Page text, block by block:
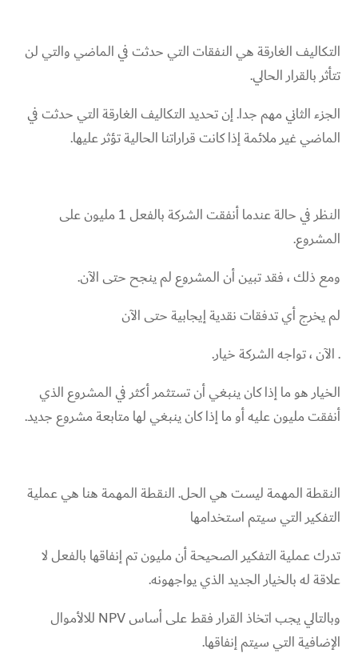
التكاليف الغارقة هي النفقات التي حدثت في الماضي والتي لن
تتأثر بالقرار الحالي.
الجزء الثاني مهم جدا. إن تحديد التكاليف الغارقة التي حدثت في
الماضي غير ملائمة إذا كانت قراراتنا الحالية تؤثر عليها.
النظر في حالة عندما أنفقت الشركة بالفعل 1 مليون على
المشروع.
ومع ذلك ، فقد تبين أن المشروع لم ينجح حتى الآن.
لم يخرج أي تدفقات نقدية إيجابية حتى الآن
. الآن ، تواجه الشركة خيار.
الخيار هو ما إذا كان ينبغي أن تستثمر أكثر في المشروع الذي
أنفقت مليون عليه أو ما إذا كان ينبغي لها متابعة مشروع جديد.
النقطة المهمة ليست هي الحل. النقطة المهمة هنا هي عملية
التفكير التي سيتم استخدامها
تدرك عملية التفكير الصحيحة أن مليون تم إنفاقها بالفعل لا
علاقة له بالخيار الجديد الذي يواجهونه.
وبالتالي يجب اتخاذ القرار فقط على أساس NPV للالأموال
الإضافية التي سيتم إنفاقها.